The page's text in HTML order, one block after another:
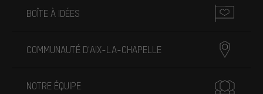
BOÎTE À IDÉES
COMMUNAUTÉ D'AIX-LA-CHAPELLE
NOTRE ÉQUIPE